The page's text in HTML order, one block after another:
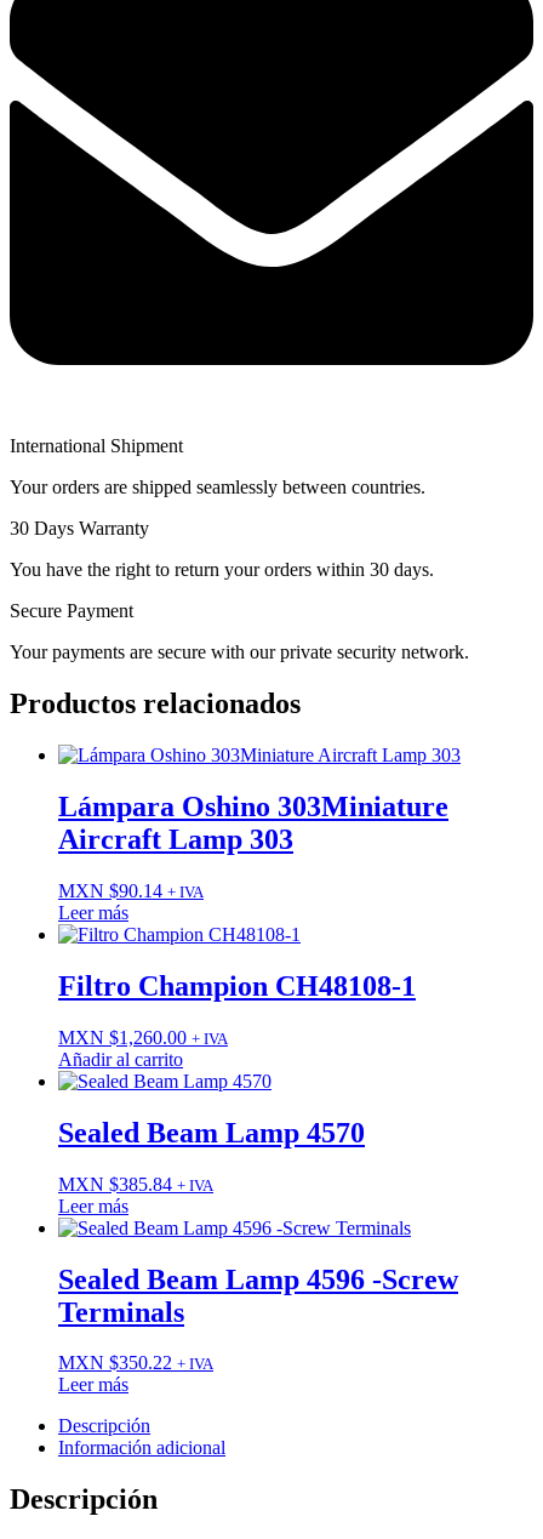
International Shipment
Your orders are shipped seamlessly between countries.
30 Days Warranty
You have the right to return your orders within 30 days.
Secure Payment
Your payments are secure with our private security network.
Productos relacionados
Lámpara Oshino 303Miniature
Aircraft Lamp 303
MXN $90.14 + IVA
Leer más
Filtro Champion CH48108-1
MXN $1,260.00 + IVA
Añadir al carrito
Sealed Beam Lamp 4570
MXN $385.84 + IVA
Leer más
Sealed Beam Lamp 4596 -Screw
Terminals
MXN $350.22 + IVA
Leer más
Descripción
Información adicional
Descripción